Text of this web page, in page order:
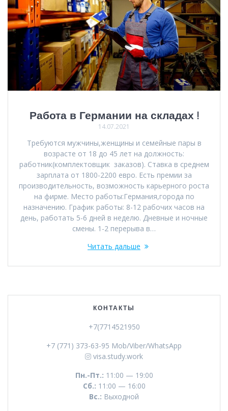
Работа в Германии на складах !
14.07.2021
Требуются мужчины,женщины и семейные пары в
возрасте от 18 до 45 лет на должность:
работник(комплектовщик заказов). Ставка в среднем
зарплата от 1800-2200 евро. Есть премии за
производительность, возможность карьерного роста
на фирме. Место работы:Германия,города по
назначению. График работы: 8-12 рабочих часов на
день, работать 5-6 дней в неделю. Дневные и ночные
смены. 1-2 перерыва в…
Читать дальше
КОНТАКТЫ
+7(7714521950
+7 (771) 373-63-95 Mob/Viber/WhatsApp
visa.study.work
Пн.-Пт.: 11:00 — 19:00
Сб.: 11:00 — 16:00
Вс.: Выходной